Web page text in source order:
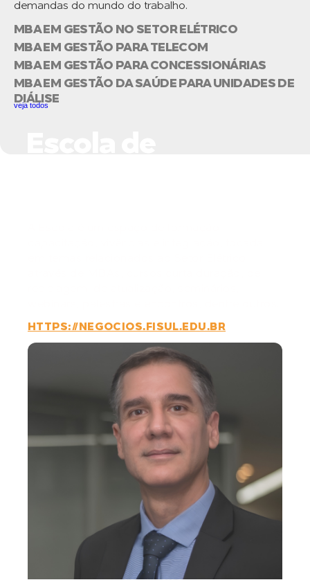
demandas do mundo do trabalho.
MBA EM GESTÃO NO SETOR ELÉTRICO
MBA EM GESTÃO PARA TELECOM
MBA EM GESTÃO PARA CONCESSIONÁRIAS
MBA EM GESTÃO DA SAÚDE PARA UNIDADES DE
DIÁLISE
veja todos
HTTPS://NEGOCIOS.FISUL.EDU.BR